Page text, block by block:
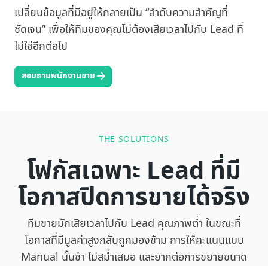
เปลี่ยนข้อมูลที่มีอยู่ให้กลายเป็น “ลำดับความสำคัญที่
ชัดเจน” เพื่อให้ทีมของคุณไม่ต้องเสียเวลาไปกับ Lead ที่
ไม่ใช่อีกต่อไป
สอบถามพนักงานขาย
THE SOLUTIONS
โฟกัสเฉพาะ Lead ที่มี
โอกาสปิดการขายได้จริง
ทีมขายมักเสียเวลาไปกับ Lead คุณภาพต่ำ ในขณะที่
โอกาสที่มีมูลค่าสูงกลับถูกมองข้าม การให้คะแนนแบบ
Manual นั้นช้า ไม่สม่ำเสมอ และยากต่อการขยายขนาด